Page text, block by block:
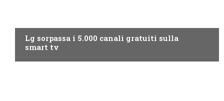
Lg sorpassa i 5.000 canali gratuiti sulla
smart tv